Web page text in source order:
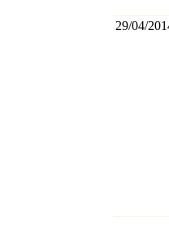
29/04/